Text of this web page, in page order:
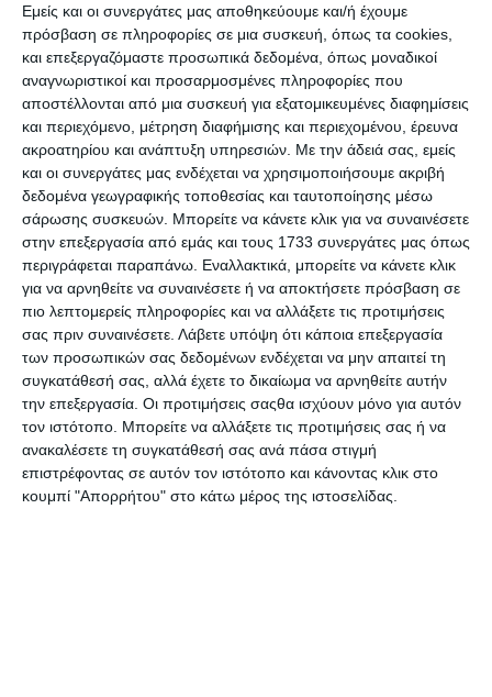
Εμείς και οι συνεργάτες μας αποθηκεύουμε και/ή έχουμε
πρόσβαση σε πληροφορίες σε μια συσκευή, όπως τα cookies,
και επεξεργαζόμαστε προσωπικά δεδομένα, όπως μοναδικοί
αναγνωριστικοί και προσαρμοσμένες πληροφορίες που
αποστέλλονται από μια συσκευή για εξατομικευμένες διαφημίσεις
και περιεχόμενο, μέτρηση διαφήμισης και περιεχομένου, έρευνα
ακροατηρίου και ανάπτυξη υπηρεσιών. Με την άδειά σας, εμείς
και οι συνεργάτες μας ενδέχεται να χρησιμοποιήσουμε ακριβή
δεδομένα γεωγραφικής τοποθεσίας και ταυτοποίησης μέσω
σάρωσης συσκευών. Μπορείτε να κάνετε κλικ για να συναινέσετε
στην επεξεργασία από εμάς και τους 1733 συνεργάτες μας όπως
περιγράφεται παραπάνω. Εναλλακτικά, μπορείτε να κάνετε κλικ
για να αρνηθείτε να συναινέσετε ή να αποκτήσετε πρόσβαση σε
πιο λεπτομερείς πληροφορίες και να αλλάξετε τις προτιμήσεις
σας πριν συναινέσετε. Λάβετε υπόψη ότι κάποια επεξεργασία
των προσωπικών σας δεδομένων ενδέχεται να μην απαιτεί τη
συγκατάθεσή σας, αλλά έχετε το δικαίωμα να αρνηθείτε αυτήν
την επεξεργασία. Οι προτιμήσεις σαςθα ισχύουν μόνο για αυτόν
τον ιστότοπο. Μπορείτε να αλλάξετε τις προτιμήσεις σας ή να
ανακαλέσετε τη συγκατάθεσή σας ανά πάσα στιγμή
επιστρέφοντας σε αυτόν τον ιστότοπο και κάνοντας κλικ στο
κουμπί "Απορρήτου" στο κάτω μέρος της ιστοσελίδας.
71/33 Stabilo
Διαθέσιμο
3,19€
Stabilo
Διαθέσιμο
3,19€
Mολύβια Stabilo σετ 2 τμχ.
Easy Graph [L]
Διαθέσιμο
3,19€
Stabilo pen 68 metallic blue
68/841 1.4mm
Διαθέσιμο
1,59€